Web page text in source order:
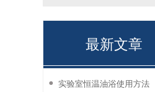
最新文章
实验室恒温油浴使用方法